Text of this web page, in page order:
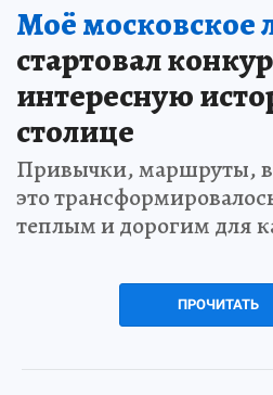
Моё московское
стартовал
интересную
столице
Привычки, маршруты,
это
теплым и дорогим для
ПРОЧИТАТЬ